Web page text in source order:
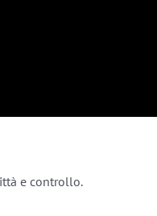
e controllo.